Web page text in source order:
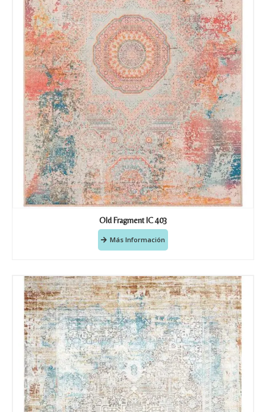
Old Fragment IC 403
Más Información